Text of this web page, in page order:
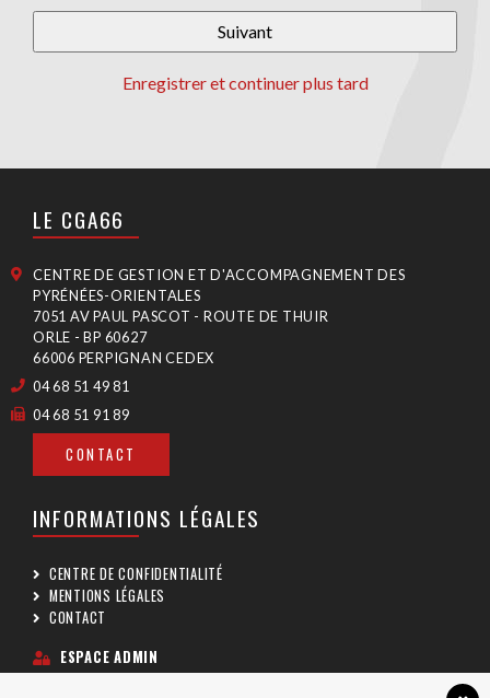
de
AAAA
Enregistrer et continuer plus tard
LE CGA66
CENTRE DE GESTION ET D'ACCOMPAGNEMENT DES
PYRÉNÉES-ORIENTALES
7051 AV PAUL PASCOT - ROUTE DE THUIR
ORLE - BP 60627
66006 PERPIGNAN CEDEX
04 68 51 49 81
04 68 51 91 89
CONTACT
INFORMATIONS LÉGALES
CENTRE DE CONFIDENTIALITÉ
MENTIONS LÉGALES
CONTACT
ESPACE ADMIN